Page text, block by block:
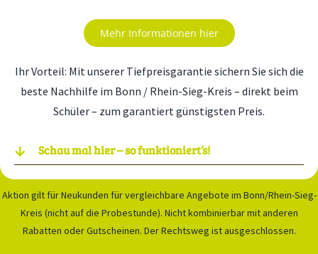
Mehr Informationen hier
Ihr Vorteil: Mit unserer Tiefpreisgarantie sichern Sie sich die
beste Nachhilfe im Bonn / Rhein-Sieg-Kreis – direkt beim
Schüler – zum garantiert günstigsten Preis.
Schau mal hier – so funktioniert’s!
Aktion gilt für Neukunden für vergleichbare Angebote im Bonn/Rhein-Sieg-
Kreis (nicht auf die Probestunde). Nicht kombinierbar mit anderen
Rabatten oder Gutscheinen. Der Rechtsweg ist ausgeschlossen.